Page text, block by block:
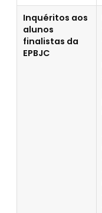
Inquéritos aos
alunos
finalistas da
EPBJC